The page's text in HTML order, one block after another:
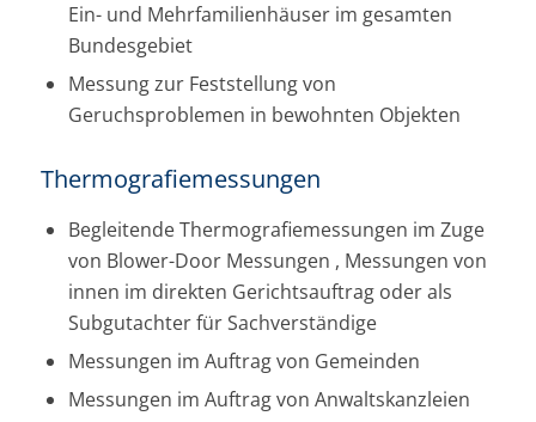
Ein- und Mehrfamilienhäuser im gesamten
Bundesgebiet
Messung zur Feststellung von
Geruchsproblemen in bewohnten Objekten
Thermografiemessungen
Begleitende Thermografiemessungen im Zuge
von Blower-Door Messungen , Messungen von
innen im direkten Gerichtsauftrag oder als
Subgutachter für Sachverständige
Messungen im Auftrag von Gemeinden
Messungen im Auftrag von Anwaltskanzleien